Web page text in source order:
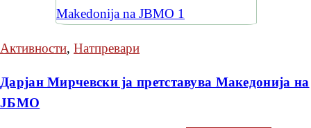
Активности, Натпревари
Дарјан Мирчевски ја претставува Македонија на
ЈБМО